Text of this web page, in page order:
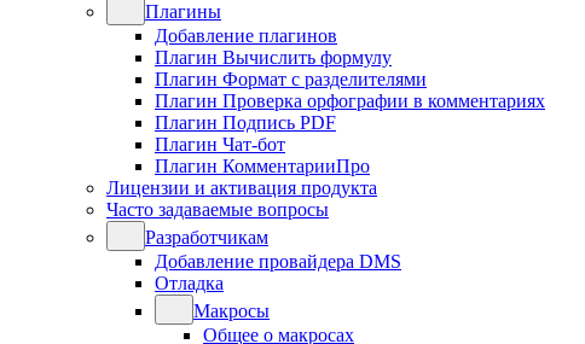
Плагины
Добавление плагинов
Плагин Вычислить формулу
Плагин Формат с разделителями
Плагин Проверка орфографии в комментариях
Плагин Подпись PDF
Плагин Чат-бот
Плагин КомментарииПро
Лицензии и активация продукта
Часто задаваемые вопросы
Разработчикам
Добавление провайдера DMS
Отладка
Макросы
Общее о макросах